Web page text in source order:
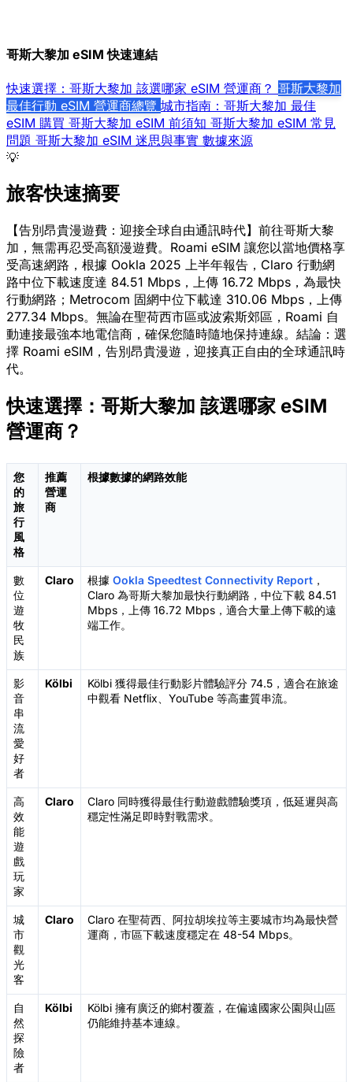
哥斯大黎加 eSIM 快速連結
快速選擇：哥斯大黎加 該選哪家 eSIM 營運商？ 哥斯大黎加
最佳行動 eSIM 營運商總覽 城市指南：哥斯大黎加 最佳
eSIM 購買 哥斯大黎加 eSIM 前須知 哥斯大黎加 eSIM 常見
問題 哥斯大黎加 eSIM 迷思與事實 數據來源
💡
旅客快速摘要
【告別昂貴漫遊費：迎接全球自由通訊時代】前往哥斯大黎
加，無需再忍受高額漫遊費。Roami eSIM 讓您以當地價格享
受高速網路，根據 Ookla 2025 上半年報告，Claro 行動網
路中位下載速度達 84.51 Mbps，上傳 16.72 Mbps，為最快
行動網路；Metrocom 固網中位下載達 310.06 Mbps，上傳
277.34 Mbps。無論在聖荷西市區或波索斯郊區，Roami 自
動連接最強本地電信商，確保您隨時隨地保持連線。結論：選
擇 Roami eSIM，告別昂貴漫遊，迎接真正自由的全球通訊時
代。
快速選擇：哥斯大黎加 該選哪家 eSIM
營運商？
您
的
旅
行
風
格
推薦
營運
商
根據數據的網路效能
數
位
遊
牧
民
族
Claro 根據 Ookla Speedtest Connectivity Report ，
Claro 為哥斯大黎加最快行動網路，中位下載 84.51
Mbps，上傳 16.72 Mbps，適合大量上傳下載的遠
端工作。
影
音
串
流
愛
好
者
Kölbi
Kölbi 獲得最佳行動影片體驗評分 74.5，適合在旅途
中觀看 Netflix、YouTube 等高畫質串流。
高
效
能
遊
戲
玩
家
Claro
Claro 同時獲得最佳行動遊戲體驗獎項，低延遲與高
穩定性滿足即時對戰需求。
城
市
觀
光
客
Claro
Claro 在聖荷西、阿拉胡埃拉等主要城市均為最快營
運商，市區下載速度穩定在 48-54 Mbps。
自
然
探
險
者
Kölbi
Kölbi 擁有廣泛的鄉村覆蓋，在偏遠國家公園與山區
仍能維持基本連線。